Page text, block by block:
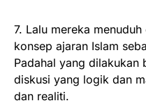
7. Lalu mereka
konsep ajaran Islam
Padahal yang dilakukan
diskusi yang logik dan
dan realiti.